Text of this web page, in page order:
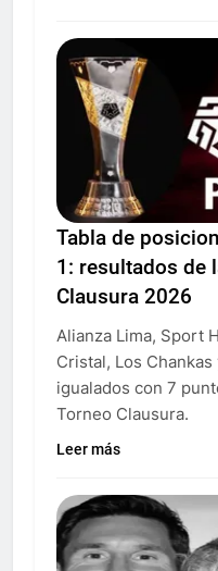
Tabla de
1: resultados de
Clausura 2026
Alianza Lima, Sport
Cristal, Los
igualados con 7
Torneo Clausura.
Leer más